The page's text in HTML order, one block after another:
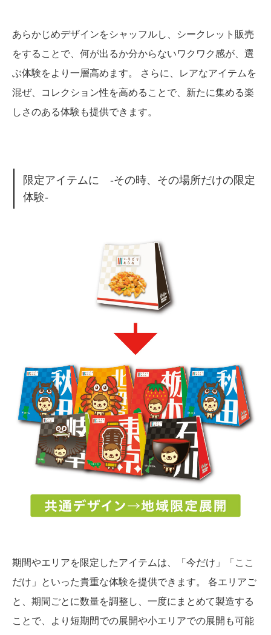
あらかじめデザインをシャッフルし、シークレット販売
をすることで、何が出るか分からないワクワク感が、選
ぶ体験をより一層高めます。 さらに、レアなアイテムを
混ぜ、コレクション性を高めることで、新たに集める楽
しさのある体験も提供できます。
限定アイテムに -その時、その場所だけの限定
体験-
期間やエリアを限定したアイテムは、「今だけ」「ここ
だけ」といった貴重な体験を提供できます。 各エリアご
と、期間ごとに数量を調整し、一度にまとめて製造する
ことで、より短期間での展開や小エリアでの展開も可能